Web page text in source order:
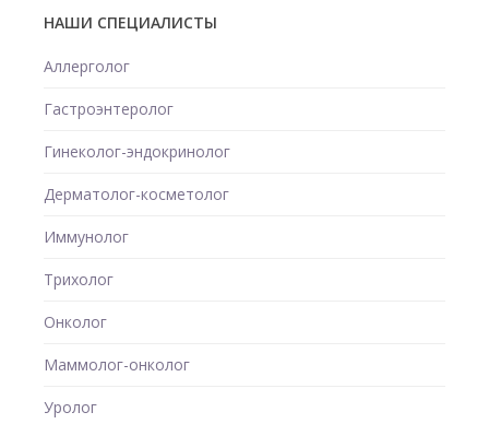
НАШИ СПЕЦИАЛИСТЫ
Аллерголог
Гастроэнтеролог
Гинеколог-эндокринолог
Дерматолог-косметолог
Иммунолог
Трихолог
Онколог
Маммолог-онколог
Уролог